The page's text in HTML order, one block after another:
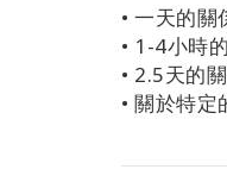
• 一天的關
• 1-4小時
• 2.5天的
• 關於特定